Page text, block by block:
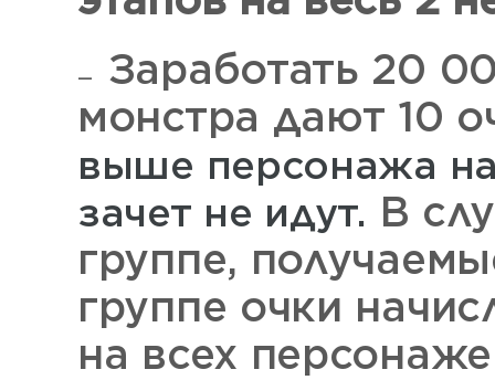
Заработать 20
монстра дают 10
выше персонажа
зачет не идут. В
группе,
группе очки
на всех